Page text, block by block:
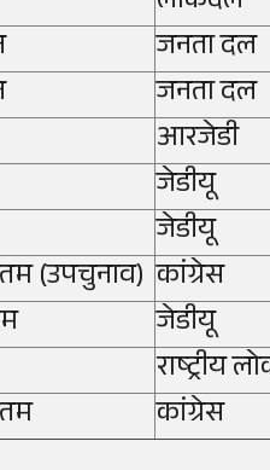
जनता दल
जनता दल
आरजेडी
जेडीयू
जेडीयू
(उपचुनाव) कांग्रेस
जेडीयू
राष्ट्रीय
कांग्रेस